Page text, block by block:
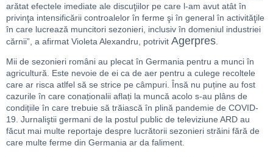
arătat efectele imediate ale discuţiilor pe care l-am avut atât în
privinţa intensificării controalelor în ferme şi în general în activităţile
în care lucrează muncitori sezonieri, inclusiv în domeniul industriei
cărnii”, a afirmat Violeta Alexandru, potrivit Agerpres
Mii de sezonieri români au plecat în Germania pentru a munci în
agricultură. Este nevoie de ei ca de aer pentru a culege recoltele
care ar risca atlfel să se strice pe câmpuri. Însă nu puține au fost
cazurile în care conaționalii aflați la muncă acolo s-au plâns de
condițiile în care trebuie să trăiască în plină pandemie de COVID-
19. Jurnaliştii germani de la postul public de televiziune ARD au
făcut mai multe reportaje despre lucrătorii sezonieri străini fără de
care multe ferme din Germania ar da faliment.